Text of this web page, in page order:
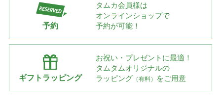
予約
タムカ会員様は
オンラインショップで
予約が可能！
ギフトラッピング
お祝い・プレゼントに最適！
タムタムオリジナルの
ラッピング （有料） をご用意